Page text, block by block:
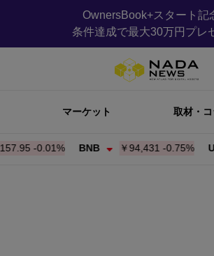
OwnersBook+スタート記
条件達成で最大30万円プレ
マーケット 取材・
-0.01% BNB ￥94,431-0.75% USD